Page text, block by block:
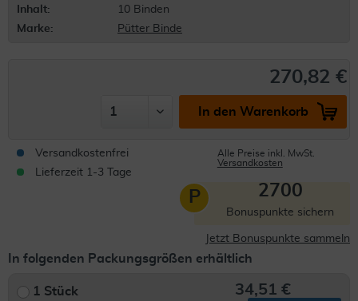
Inhalt:
10 Binden
Marke:
Pütter Binde
270,82 €
In den Warenkorb
Versandkostenfrei
Lieferzeit 1-3 Tage
Alle Preise inkl. MwSt.
Versandkosten
P 2700
Bonuspunkte sichern
Jetzt Bonuspunkte sammeln
In folgenden Packungsgrößen erhältlich
1 Stück 34,51 €